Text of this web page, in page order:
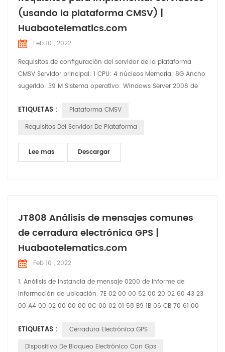
(usando la plataforma CMSV) |
Huabaotelematics.com
Feb 10 , 2022
Requisitos de configuración del servidor de la plataforma
CMSV Servidor principal: 1 CPU: 4 núcleos Memoria: 8G Ancho
sugerido: 39 M Sistema operativo: Windows Server 2008 de
de datos GPS: 206 GB Disco de datos de seguridad activo:
3000 GB Requisitos de configuración y sistema de
ETIQUETAS :
Plataforma CMSV
Requisitos Del Servidor De Plataforma
Lee mas Descargar
JT808 Análisis de mensajes comunes
de cerradura electrónica GPS |
Huabaotelematics.com
Feb 10 , 2022
1. Análisis de instancia de mensaje 0200 de informe de
información de ubicación. 7E 02 00 00 52 00 20 02 60 43 23
00 A4 00 02 00 00 00 0C 00 02 01 58 B9 1B 06 CB 70 61 00
00 25 04 00 00 00 01 30 01 11 31 01 10 E3 01 00 D5 1B 02 20 02
60 43 23 27 95 93 78 61 60 00 12 20 00 00 12 34 27 95 93 78
ETIQUETAS :
Cerradura Electrónica GPS
Dispositivo De Bloqueo Electrónico Con Gps